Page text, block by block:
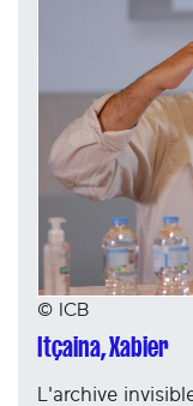
© ICB
Itçaina, Xabier
L'archive